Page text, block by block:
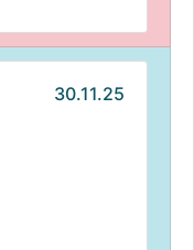
30.11.25